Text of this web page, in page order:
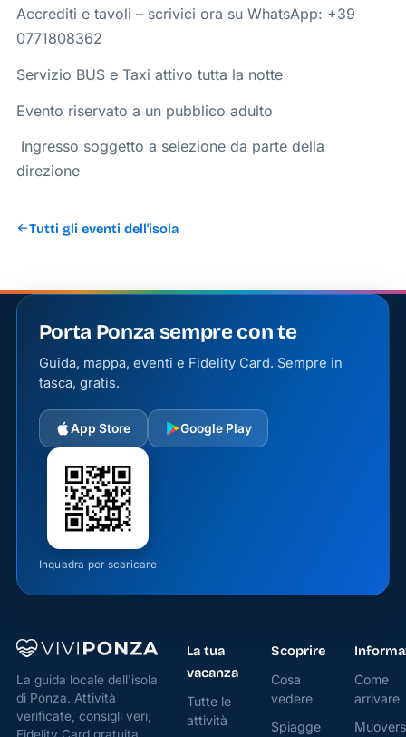
Accrediti e tavoli – scrivici ora su WhatsApp: +39
0771808362
Servizio BUS e Taxi attivo tutta la notte
Evento riservato a un pubblico adulto
️ Ingresso soggetto a selezione da parte della
direzione
Tutti gli eventi dell'isola
Porta Ponza sempre con te
Guida, mappa, eventi e Fidelity Card. Sempre in
tasca, gratis.
App Store Google Play
Inquadra per scaricare
La guida locale dell'isola
di Ponza. Attività
verificate, consigli veri,
La tua
vacanza
Tutte le
attività
Scoprire
Cosa
vedere
Spiagge
Come
arrivare